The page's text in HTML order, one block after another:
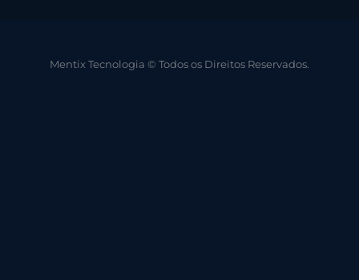
Mentix Tecnologia © Todos os Direitos Reservados.